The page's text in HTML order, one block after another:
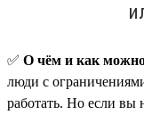
✅ О чём и как можно
люди с
работать. Но если вы